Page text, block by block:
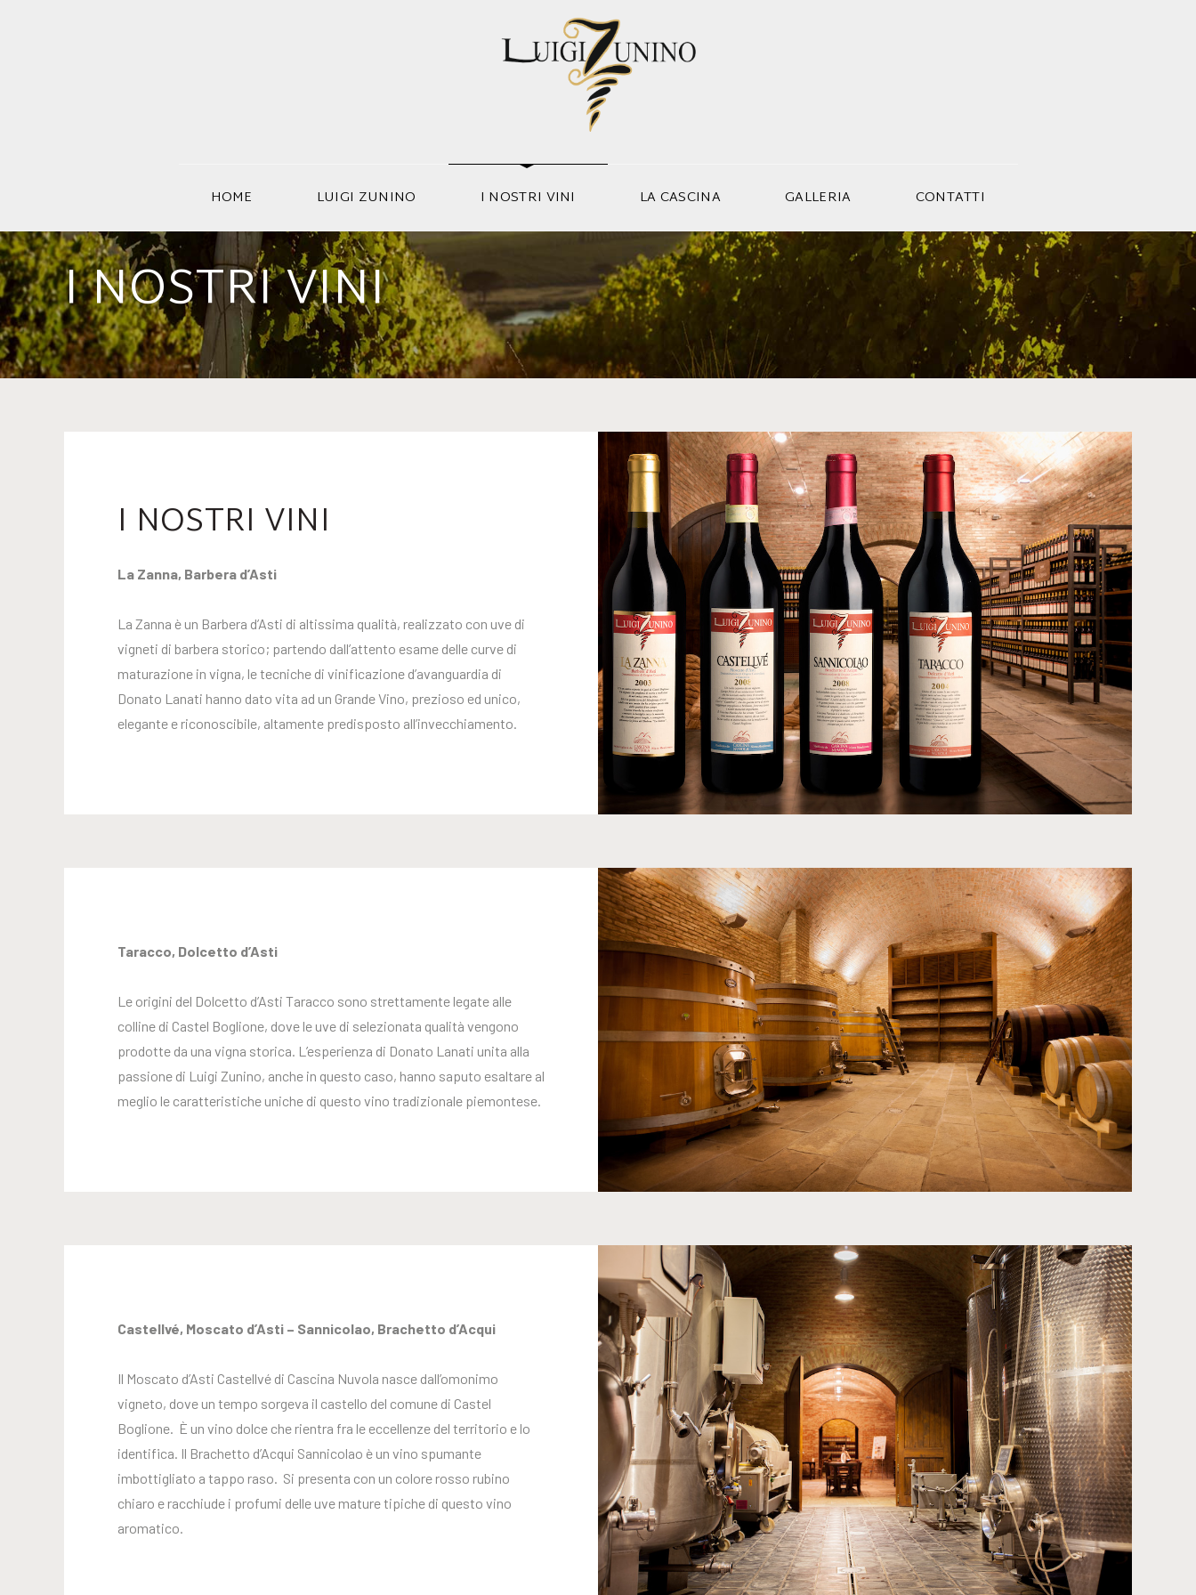
HOME LUIGI ZUNINO I NOSTRI VINI LA CASCINA GALLERIA CONTATTI
I NOSTRI VINI
I NOSTRI VINI
La Zanna, Barbera d’Asti
La Zanna è un Barbera d’Asti di altissima qualità, realizzato con uve di
vigneti di barbera storico; partendo dall’attento esame delle curve di
maturazione in vigna, le tecniche di vinificazione d’avanguardia di
Donato Lanati hanno dato vita ad un Grande Vino, prezioso ed unico,
elegante e riconoscibile, altamente predisposto all’invecchiamento.
Taracco, Dolcetto d’Asti
Le origini del Dolcetto d’Asti Taracco sono strettamente legate alle
colline di Castel Boglione, dove le uve di selezionata qualità vengono
prodotte da una vigna storica. L’esperienza di Donato Lanati unita alla
passione di Luigi Zunino, anche in questo caso, hanno saputo esaltare al
meglio le caratteristiche uniche di questo vino tradizionale piemontese.
Castellvé, Moscato d’Asti – Sannicolao, Brachetto d’Acqui
Il Moscato d’Asti Castellvé di Cascina Nuvola nasce dall’omonimo
vigneto, dove un tempo sorgeva il castello del comune di Castel
Boglione. È un vino dolce che rientra fra le eccellenze del territorio e lo
identifica. Il Brachetto d’Acqui Sannicolao è un vino spumante
imbottigliato a tappo raso. Si presenta con un colore rosso rubino
chiaro e racchiude i profumi delle uve mature tipiche di questo vino
aromatico.